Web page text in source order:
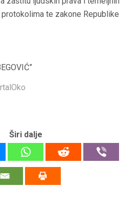
te zakone Republike
Širi dalje